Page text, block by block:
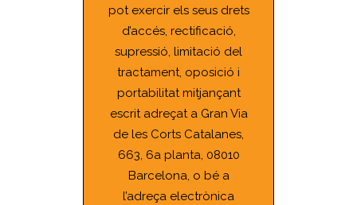
pot exercir els seus drets
d’accés, rectificació,
supressió, limitació del
tractament, oposició i
portabilitat mitjançant
escrit adreçat a Gran Via
de les Corts Catalanes,
663, 6a planta, 08010
Barcelona, o bé a
l’adreça electrònica